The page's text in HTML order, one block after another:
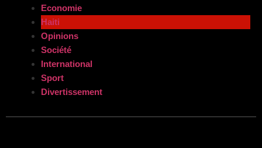
Economie
Haiti
Opinions
Société
International
Sport
Divertissement